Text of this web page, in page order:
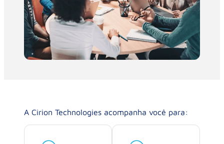
A Cirion Technologies acompanha você para: